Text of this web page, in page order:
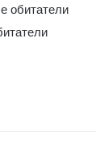
обитатели